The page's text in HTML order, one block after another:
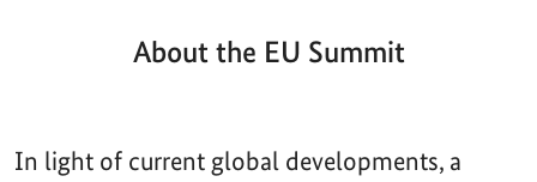
About the EU Summit
In light of current global developments, a